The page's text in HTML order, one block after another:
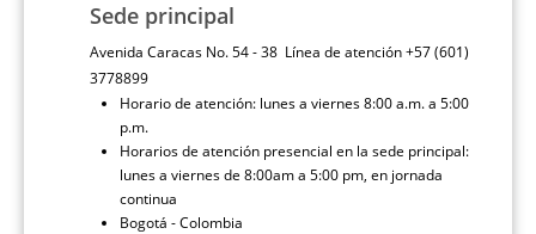
Sede principal
Avenida Caracas No. 54 - 38 Línea de atención +57 (601)
3778899
Horario de atención: lunes a viernes 8:00 a.m. a 5:00
p.m.
Horarios de atención presencial en la sede principal:
lunes a viernes de 8:00am a 5:00 pm, en jornada
continua
Bogotá - Colombia